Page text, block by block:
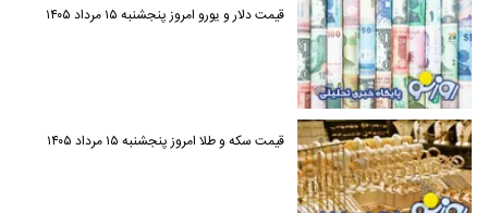
قیمت دلار و یورو امروز پنجشنبه ۱۵ مرداد ۱۴۰۵
قیمت سکه و طلا امروز پنجشنبه ۱۵ مرداد ۱۴۰۵